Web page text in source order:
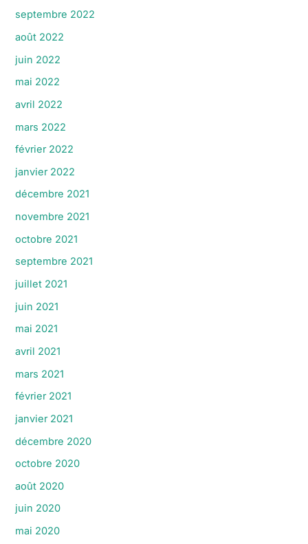
septembre 2022
août 2022
juin 2022
mai 2022
avril 2022
mars 2022
février 2022
janvier 2022
décembre 2021
novembre 2021
octobre 2021
septembre 2021
juillet 2021
juin 2021
mai 2021
avril 2021
mars 2021
février 2021
janvier 2021
décembre 2020
octobre 2020
août 2020
juin 2020
mai 2020